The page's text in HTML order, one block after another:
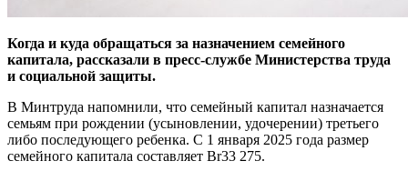
Когда и куда обращаться за назначением семейного
капитала, рассказали в пресс-службе Министерства труда
и социальной защиты.
В Минтруда напомнили, что семейный капитал назначается
семьям при рождении (усыновлении, удочерении) третьего
либо последующего ребенка. С 1 января 2025 года размер
семейного капитала составляет Br33 275.